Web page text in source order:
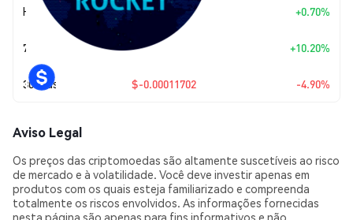
Hoje +$0.00001579 +0.70%
7 Dias +$0.00021022 +10.20%
30 Dias $-0.00011702 -4.90%
Aviso Legal
Os preços das criptomoedas são altamente suscetíveis ao risco
de mercado e à volatilidade. Você deve investir apenas em
produtos com os quais esteja familiarizado e compreenda
totalmente os riscos envolvidos. As informações fornecidas
nesta página são apenas para fins informativos e não